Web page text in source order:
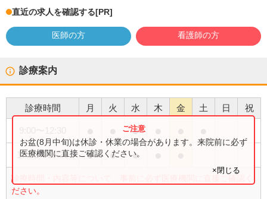
直近の求人を確認する[PR]
医師の方 看護師の方
診療案内
診療時間 月 火 水 木 金 土 日 祝
●
17:30〜19:30 ● ● ●
診療時間・内容等について、事前に必ず医療機関に直接ご確認く
ださい。
お盆(8月中旬)は休診・休業の場合があります。来院前に必ず
医療機関に直接ご確認ください。
×閉じる